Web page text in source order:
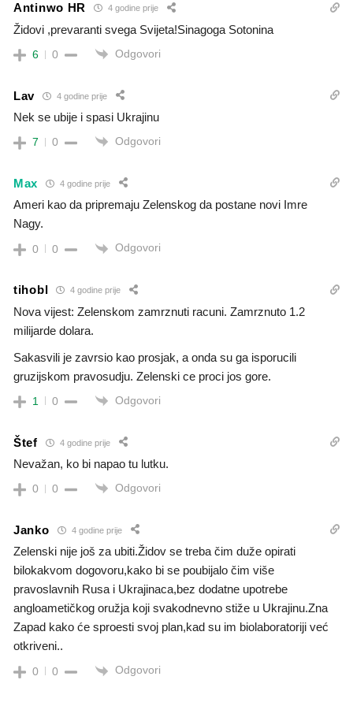
Antinwo HR 4 godine prije
Židovi ,prevaranti svega Svijeta!Sinagoga Sotonina
6 0 Odgovori
Lav 4 godine prije
Nek se ubije i spasi Ukrajinu
7 0 Odgovori
Max 4 godine prije
Ameri kao da pripremaju Zelenskog da postane novi Imre
Nagy.
0 0 Odgovori
tihobl 4 godine prije
Nova vijest: Zelenskom zamrznuti racuni. Zamrznuto 1.2
milijarde dolara.
Sakasvili je zavrsio kao prosjak, a onda su ga isporucili
gruzijskom pravosudju. Zelenski ce proci jos gore.
1 0 Odgovori
Štef 4 godine prije
Nevažan, ko bi napao tu lutku.
0 0 Odgovori
Janko 4 godine prije
Zelenski nije još za ubiti.Židov se treba čim duže opirati
bilokakvom dogovoru,kako bi se poubijalo čim više
pravoslavnih Rusa i Ukrajinaca,bez dodatne upotrebe
angloametičkog oružja koji svakodnevno stiže u Ukrajinu.Zna
Zapad kako će sproesti svoj plan,kad su im biolaboratoriji već
otkriveni..
0 0 Odgovori